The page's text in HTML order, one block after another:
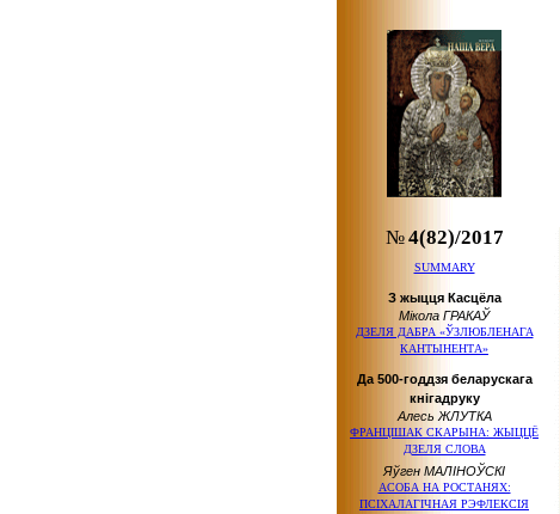
№4(82)/2017
SUMMARY
З жыцця Касцёла
Мікола ГРАКАЎ
ДЗЕЛЯ ДАБРА «ЎЗЛЮБЛЕНАГА
КАНТЫНЕНТА»
Да 500-годдзя беларускага
кнігадруку
Алесь ЖЛУТКА
ФРАНЦІШАК СКАРЫНА: ЖЫЦЦЁ
ДЗЕЛЯ СЛОВА
Яўген МАЛІНОЎСКІ
АСОБА НА РОСТАНЯХ:
ПСІХАЛАГІЧНАЯ РЭФЛЕКСІЯ